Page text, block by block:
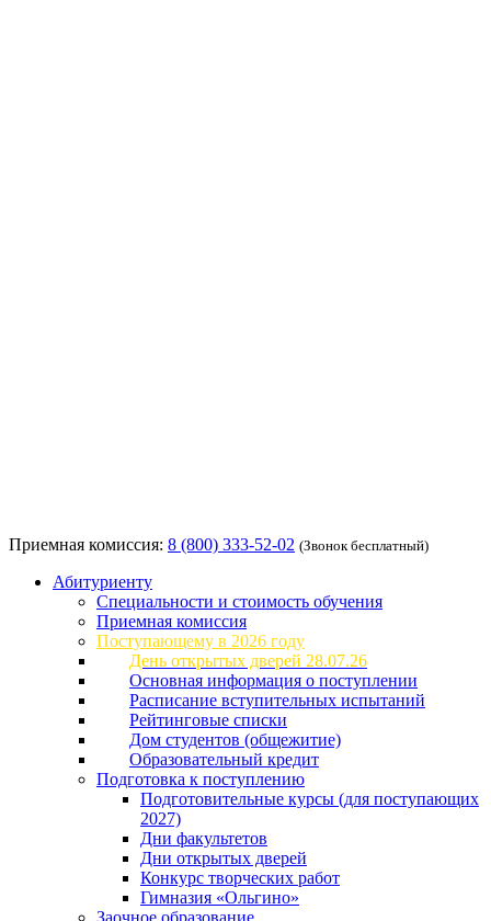
Приемная комиссия: 8 (800) 333-52-02 (Звонок бесплатный)
Абитуриенту
Специальности и стоимость обучения
Приемная комиссия
Поступающему в 2026 году
День открытых дверей 28.07.26
Основная информация о поступлении
Расписание вступительных испытаний
Рейтинговые списки
Дом студентов (общежитие)
Образовательный кредит
Подготовка к поступлению
Подготовительные курсы (для поступающих
2027)
Дни факультетов
Дни открытых дверей
Конкурс творческих работ
Гимназия «Ольгино»
Заочное образование